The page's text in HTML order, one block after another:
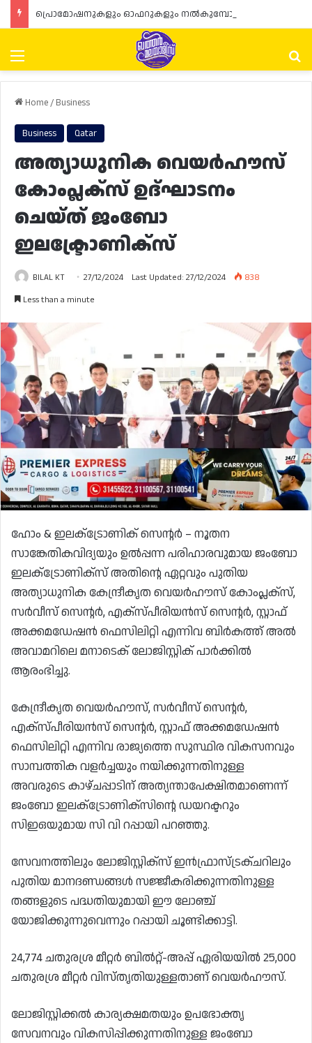
Menu
Home/ Business
Business Qatar
അത്യാധുനിക വെയർഹൗസ്
കോംപ്ലക്‌സ് ഉദ്ഘാടനം
ചെയ്ത് ജംബോ
ഇലക്ട്രോണിക്സ്
BILAL KT 27/12/2024 Last Updated: 27/12/2024
838
Less than a minute
ഹോം & ഇലക്‌ട്രോണിക് സെൻ്റർ – നൂതന
സാങ്കേതികവിദ്യയും ഉൽപ്പന്ന പരിഹാരവുമായ ജംബോ
ഇലക്‌ട്രോണിക്‌സ് അതിൻ്റെ ഏറ്റവും പുതിയ
അത്യാധുനിക കേന്ദ്രീകൃത വെയർഹൗസ് കോംപ്ലക്‌സ്,
സർവീസ് സെൻ്റർ, എക്സ്പീരിയൻസ് സെൻ്റർ, സ്റ്റാഫ്
അക്കമഡേഷൻ ഫെസിലിറ്റി എന്നിവ ബിർകത്ത് അൽ
അവാമറിലെ മനാടെക് ലോജിസ്റ്റിക് പാർക്കിൽ
ആരംഭിച്ചു.
കേന്ദ്രീകൃത വെയർഹൗസ്, സർവീസ് സെൻ്റർ,
എക്സ്പീരിയൻസ് സെൻ്റർ, സ്റ്റാഫ് അക്കമഡേഷൻ
ഫെസിലിറ്റി എന്നിവ രാജ്യത്തെ സുസ്ഥിര വികസനവും
സാമ്പത്തിക വളർച്ചയും നയിക്കുന്നതിനുള്ള
അവരുടെ കാഴ്ചപ്പാടിന് അത്യന്താപേക്ഷിതമാണെന്ന്
ജംബോ ഇലക്‌ട്രോണിക്‌സിൻ്റെ ഡയറക്ടറും
സിഇഒയുമായ സി വി റപ്പായി പറഞ്ഞു.
സേവനത്തിലും ലോജിസ്റ്റിക്‌സ് ഇൻഫ്രാസ്ട്രക്ചറിലും
പുതിയ മാനദണ്ഡങ്ങൾ സജ്ജീകരിക്കുന്നതിനുള്ള
തങ്ങളുടെ പദ്ധതിയുമായി ഈ ലോഞ്ച്
യോജിക്കുന്നുവെന്നും റപ്പായി ചൂണ്ടിക്കാട്ടി.
24,774 ചതുരശ്ര മീറ്റർ ബിൽറ്റ്-അപ്പ് ഏരിയയിൽ 25,000
ചതുരശ്ര മീറ്റർ വിസ്തൃതിയുള്ളതാണ് വെയർഹൗസ്.
ലോജിസ്റ്റിക്കൽ കാര്യക്ഷമതയും ഉപഭോക്തൃ
സേവനവും വികസിപ്പിക്കുന്നതിനുള്ള ജംബോ